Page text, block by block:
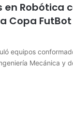
Robótica
Copa FutBot
equipos
Mecánica y